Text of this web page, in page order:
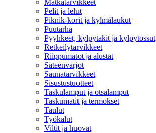
Matkatarvikkeet
Pelit ja lelut
Piknik-korit ja kylmälaukut
Puutarha
Pyyhkeet, kylpytakit ja kylpytossut
Retkeilytarvikkeet
Riippumatot ja alustat
Sateenvarjot
Saunatarvikkeet
Sisustustuotteet
Taskulamput ja otsalamput
Taskumatit ja termokset
Taulut
Työkalut
Viltit ja huovat